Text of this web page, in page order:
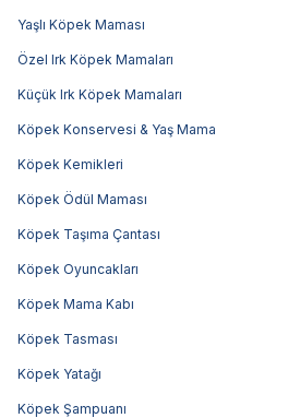
Yaşlı Köpek Maması
Özel Irk Köpek Mamaları
Küçük Irk Köpek Mamaları
Köpek Konservesi & Yaş Mama
Köpek Kemikleri
Köpek Ödül Maması
Köpek Taşıma Çantası
Köpek Oyuncakları
Köpek Mama Kabı
Köpek Tasması
Köpek Yatağı
Köpek Şampuanı